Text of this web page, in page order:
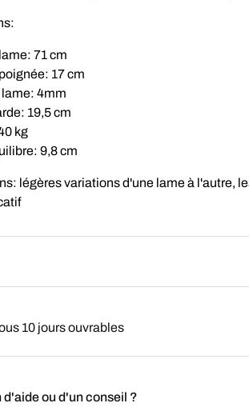
71 cm
17 cm
4mm
19,5 cm
kg
9,8 cm
légères variations d'une lame à l'autre,
10 jours ouvrables
d'aide ou d'un conseil ?